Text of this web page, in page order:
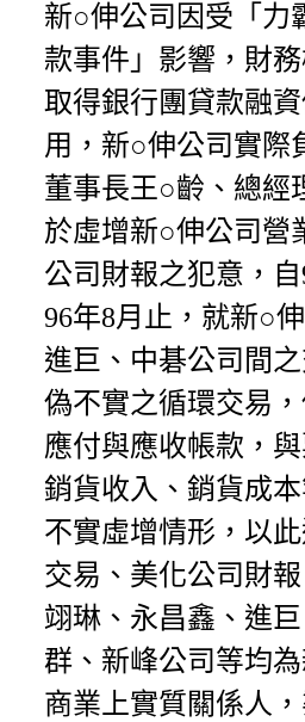
新○伸公司因受「力
款事件」影響，財
取得銀行團貸款融
用，新○伸公司實際
董事長王○齡、總經
於虛增新○伸公司營
公司財報之犯意，
96年8月止，就新○
進巨、中碁公司間
偽不實之循環交易
應付與應收帳款，
銷貨收入、銷貨成
不實虛增情形，以
交易、美化公司財報
翊琳、永昌鑫、進
群、新峰公司等均
商業上實質關係人